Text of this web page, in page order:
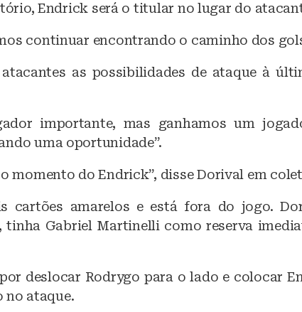
Endrick será o titular no lugar do
continuar encontrando o caminho dos
as possibilidades de ataque à
importante, mas ganhamos um
uma oportunidade”.
o momento do Endrick”, disse Dorival em
cartões amarelos e está fora do jogo.
tinha Gabriel Martinelli como reserva
deslocar Rodrygo para o lado e colocar
ataque.